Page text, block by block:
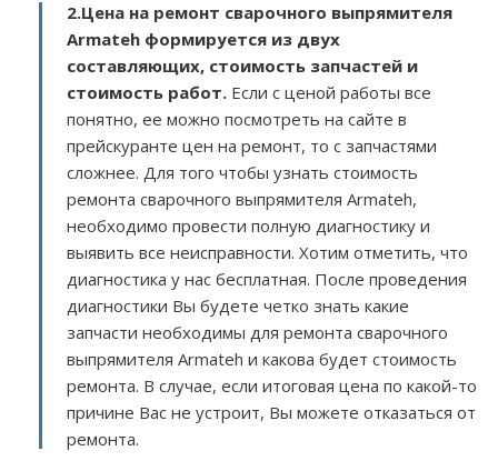
2.Цена на ремонт сварочного выпрямителя
Armateh формируется из двух
составляющих, стоимость запчастей и
стоимость работ. Если с ценой работы все
понятно, ее можно посмотреть на сайте в
прейскуранте цен на ремонт, то с запчастями
сложнее. Для того чтобы узнать стоимость
ремонта сварочного выпрямителя Armateh,
необходимо провести полную диагностику и
выявить все неисправности. Хотим отметить, что
диагностика у нас бесплатная. После проведения
диагностики Вы будете четко знать какие
запчасти необходимы для ремонта сварочного
выпрямителя Armateh и какова будет стоимость
ремонта. В случае, если итоговая цена по какой-то
причине Вас не устроит, Вы можете отказаться от
ремонта.